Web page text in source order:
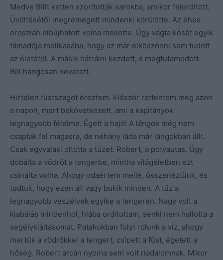
Medve Billt ketten szorították sarokba, amikor felordított.
Üvöltésétől megremegett mindenki körülötte. Az éhes
oroszlán elbújhatott volna mellette. Úgy vágta kését egyik
támadója mellkasába, hogy az már elköszönni sem tudott
az életétől. A másik hátrálni kezdett, s megfutamodott.
Bill hangosan nevetett.
Hirtelen füstszagot éreztem. Először rettentem meg azon
a napon, mert bekövetkezett, ami a kapitányok
legnagyobb félelme. Égett a hajó! A lángok még nem
csaptak fel magasra, de néhány láda már lángokban állt.
Csak egyvalaki oltotta a tüzet. Robert, a potyautas. Úgy
dobálta a vödröt a tengerbe, mintha világéletben ezt
csinálta volna. Ahogy odaértem mellé, összenéztünk, és
tudtuk, hogy ezen áll vagy bukik minden. A tűz a
legnagyobb veszélyek egyike a tengeren. Nagy volt a
kiabálás mindenhol, hiába ordítottam, senki nem hallotta a
segélykiáltásomat. Patakokban folyt rólunk a víz, ahogy
mertük a vödrökkel a tengert, csípett a füst, égetett a
hőség. Robert arcán nyoma sem volt riadalomnak. Mikor